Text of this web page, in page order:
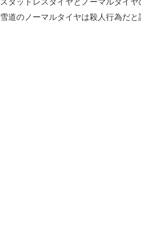
雪道のノーマルタイヤは殺人行為だ